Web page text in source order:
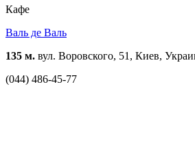
Кафе
Валь де Валь
135 м. вул. Воровского, 51, Киев,
(044) 486-45-77